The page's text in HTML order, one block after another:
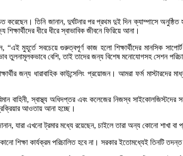
করেছেন। তিনি জানান, দুর্ঘটনার পর প্রথম দুই দিন ক্যাম্পাসে
ধীরে ধীরে স্বাভাবিক জীবনে ফিরিয়ে আনা।
মুহূর্তে সবচেয়ে গুরুত্বপূর্ণ কাজ হলো শিক্ষার্থীদের মানসিক
তুলনামূলকভাবে বেশি, তাই তাদের জন্য বিশেষ মনোযোগসহ সেশন
জন্য ধারাবাহিক কাউন্সেলিং প্রয়োজন। আমরা ফর্ম
বাহিনী, স্বাস্থ্য অধিদপ্তর এবং কলেজের নিজস্ব
আওতায় আনা হচ্ছে।
যারা এখনো ট্রমার মধ্যে রয়েছেন, চাইলে তারা অন্য কোনো শাখা বা
শিক্ষা কার্যক্রম পরিচালিত হবে না। সরকার ইতোমধ্যেই তিনটি